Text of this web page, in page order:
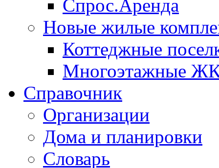
Спрос.Аренда
Новые жилые
Коттеджные
Многоэтажные
Справочник
Организации
Дома и планировки
Словарь